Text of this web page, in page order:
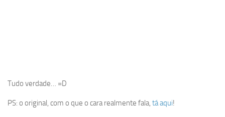
Tudo verdade… =D
PS: o original, com o que o cara realmente fala, tá aqui!